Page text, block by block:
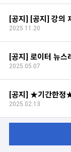
[공지] [공지] 강의
2025.11.20
[공지] 로이터 뉴스
2025.05.07
[공지] ★기간한정
2025.02.13